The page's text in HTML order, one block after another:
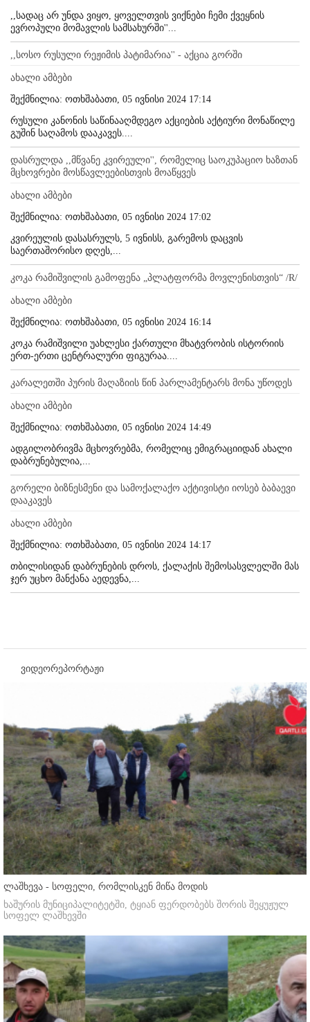
,,სადაც არ უნდა ვიყო, ყოველთვის ვიქნები ჩემი ქვეყნის
ევროპული მომავლის სამსახურში''...
,,სოსო რუსული რეჟიმის პატიმარია'' - აქცია გორში
ახალი ამბები
შექმნილია: ოთხშაბათი, 05 ივნისი 2024 17:14
რუსული კანონის საწინააღმდეგო აქციების აქტიური მონაწილე
გუშინ საღამოს დააკავეს....
დასრულდა ,,მწვანე კვირეული'', რომელიც საოკუპაციო ხაზთან
მცხოვრები მოსწავლეებისთვის მოაწყვეს
ახალი ამბები
შექმნილია: ოთხშაბათი, 05 ივნისი 2024 17:02
კვირეულის დასასრულს, 5 ივნისს, გარემოს დაცვის
საერთაშორისო დღეს,...
კოკა რამიშვილის გამოფენა „პლატფორმა მოვლენისთვის“ /R/
ახალი ამბები
შექმნილია: ოთხშაბათი, 05 ივნისი 2024 16:14
კოკა რამიშვილი უახლესი ქართული მხატვრობის ისტორიის
ერთ-ერთი ცენტრალური ფიგურაა....
კარალეთში პურის მაღაზიის წინ პარლამენტარს მონა უწოდეს
ახალი ამბები
შექმნილია: ოთხშაბათი, 05 ივნისი 2024 14:49
ადგილობრივმა მცხოვრებმა, რომელიც ემიგრაციიდან ახალი
დაბრუნებულია,...
გორელი ბიზნესმენი და სამოქალაქო აქტივისტი იოსებ ბაბაევი
დააკავეს
ახალი ამბები
შექმნილია: ოთხშაბათი, 05 ივნისი 2024 14:17
თბილისიდან დაბრუნების დროს, ქალაქის შემოსასვლელში მას
ჯერ უცხო მანქანა აედევნა,...
ვიდეორეპორტაჟი
ლაშხევა - სოფელი, რომლისკენ მიწა მოდის
ხაშურის მუნიციპალიტეტში, ტყიან ფერდობებს შორის შეყუჟულ
სოფელ ლაშხევში